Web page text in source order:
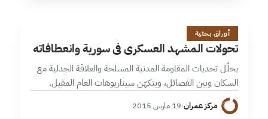
ت1 دقائق
أوراق بحثية
تحولات المشهد العسكري في سورية وانعطافاته
يحلّل تحديات المقاومة المدنية المسلحة والعلاقة الجدلية مع
السكان وبين الفصائل، ويتكهّن سيناريوهات العام المقبل.
مركز عمران·19 مارس 2015